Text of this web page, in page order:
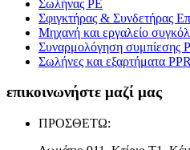
Σωλήνας PE
Σφιγκτήρας & Συνδετήρας
Μηχανή και εργαλείο
Συναρμολόγηση συμπίεσης
Σωλήνες και εξαρτήματα
επικοινωνήστε μαζί μας
ΠΡΟΣΘΕΤΩ: